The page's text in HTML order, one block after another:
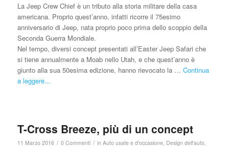
La Jeep Crew Chief è un tributo alla storia militare della casa
americana. Proprio quest’anno, infatti ricorre il 75esimo
anniversario di Jeep, nata proprio poco prima dello scoppio della
Seconda Guerra Mondiale.
Nel tempo, diversi concept presentati all’Easter Jeep Safari che
si tiene annualmente a Moab nello Utah, e che quest’anno è
giunto alla sua 50esima edizione, hanno rievocato la … Continua
a leggere...
T-Cross Breeze, più di un concept
11 Marzo 2016 / 0 Commenti / in Auto usate e d'occasione, Design dell'auto,